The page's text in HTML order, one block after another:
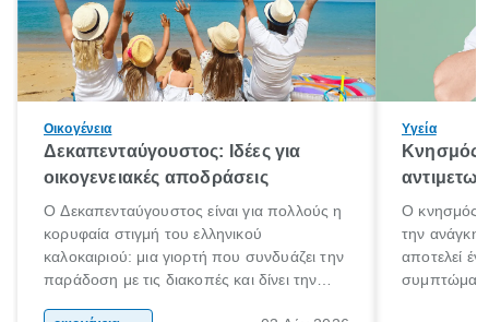
Οικογένεια
Δεκαπενταύγουστος: Ιδέες για
οικογενειακές αποδράσεις
Ο Δεκαπενταύγουστος είναι για πολλούς η
κορυφαία στιγμή του ελληνικού
καλοκαιριού: μια γιορτή που συνδυάζει την
παράδοση με τις διακοπές και δίνει την
Υγεία
Κνησμός:
Ο κνησμός
την ανάγκη
αποτελεί